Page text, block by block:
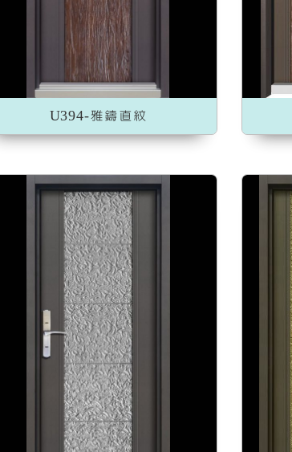
U394-雅鑄直紋
加入收藏
加入收藏